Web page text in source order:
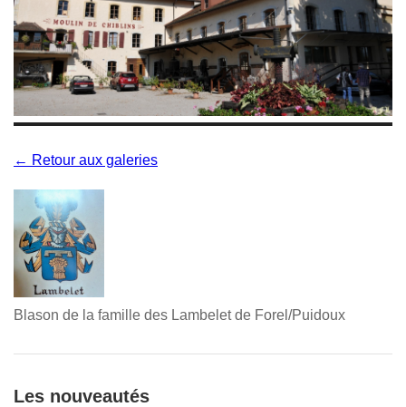
← Retour aux galeries
Blason de la famille des Lambelet de Forel/Puidoux
Les nouveautés